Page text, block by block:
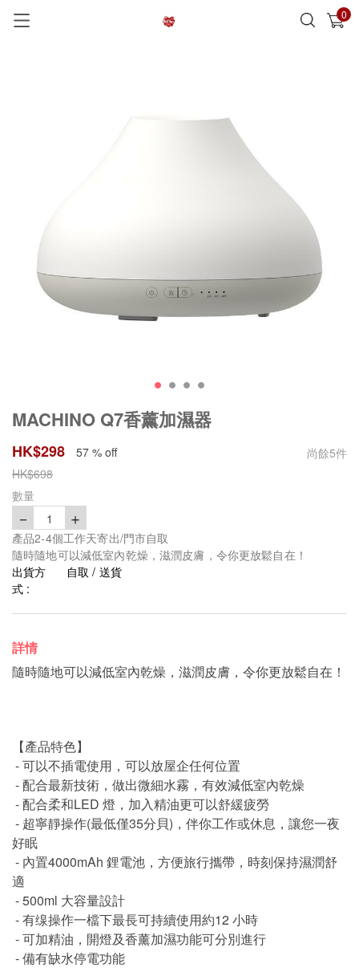
0
已加入購物車 查看
MACHINO Q7香薰加濕器
HK$298 57 % off 尚餘5件
HK$698
數量
－ 1 ＋
產品2-4個工作天寄出/門市自取
隨時隨地可以減低室內乾燥，滋潤皮膚，令你更放鬆自在！
出貨方
式 :
自取 / 送貨
詳情
隨時隨地可以減低室內乾燥，滋潤皮膚，令你更放鬆自在！
【產品特色】
- 可以不插電使用，可以放屋企任何位置
- 配合最新技術，做出微細水霧，有效減低室內乾燥
- 配合柔和LED 燈，加入精油更可以舒緩疲勞
- 超寧靜操作(最低僅35分貝)，伴你工作或休息，讓您一夜
好眠
- 內置4000mAh 鋰電池，方便旅行攜帶，時刻保持濕潤舒
適
- 500ml 大容量設計
- 有缐操作一檔下最長可持續使用約12 小時
- 可加精油，開燈及香薰加濕功能可分別進行
- 備有缺水停電功能